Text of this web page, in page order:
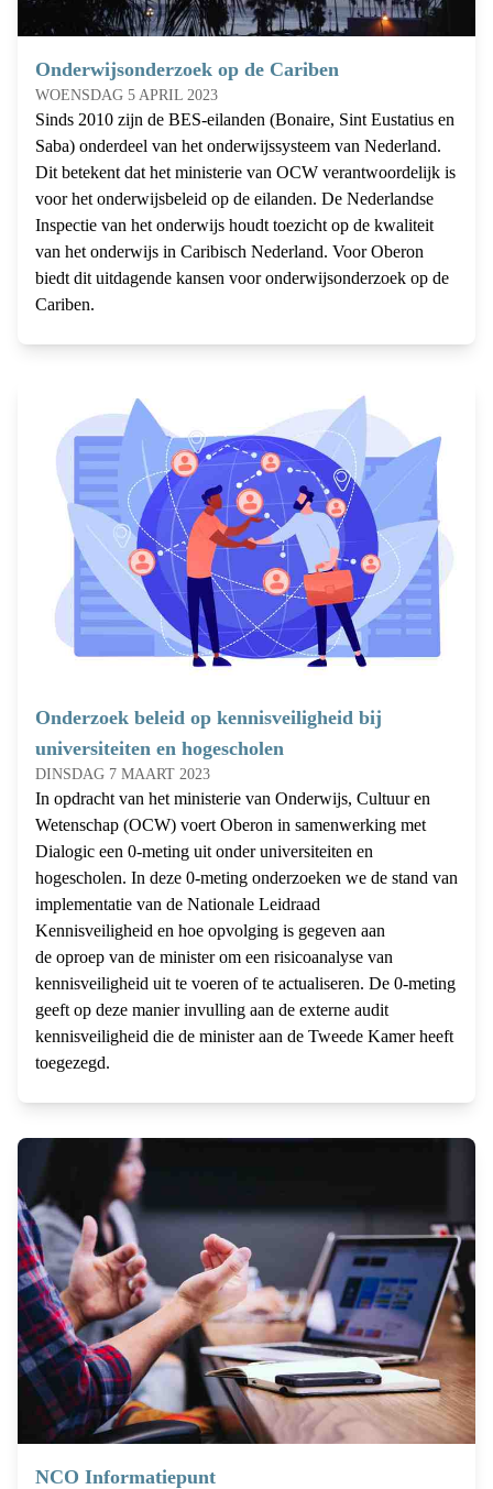
Onderwijsonderzoek op de Cariben
WOENSDAG 5 APRIL 2023
Sinds 2010 zijn de BES-eilanden (Bonaire, Sint Eustatius en
Saba) onderdeel van het onderwijssysteem van Nederland.
Dit betekent dat het ministerie van OCW verantwoordelijk is
voor het onderwijsbeleid op de eilanden. De Nederlandse
Inspectie van het onderwijs houdt toezicht op de kwaliteit
van het onderwijs in Caribisch Nederland. Voor Oberon
biedt dit uitdagende kansen voor onderwijsonderzoek op de
Cariben.
Onderzoek beleid op kennisveiligheid bij
universiteiten en hogescholen
DINSDAG 7 MAART 2023
In opdracht van het ministerie van Onderwijs, Cultuur en
Wetenschap (OCW) voert Oberon in samenwerking met
Dialogic een 0-meting uit onder universiteiten en
hogescholen. In deze 0-meting onderzoeken we de stand van
implementatie van de Nationale Leidraad
Kennisveiligheid en hoe opvolging is gegeven aan
de oproep van de minister om een risicoanalyse van
kennisveiligheid uit te voeren of te actualiseren. De 0-meting
geeft op deze manier invulling aan de externe audit
kennisveiligheid die de minister aan de Tweede Kamer heeft
toegezegd.
NCO Informatiepunt